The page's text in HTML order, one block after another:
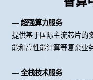
— 超强算力服务
提供基于国际主流芯片
能和高性能计算等复杂业
— 全栈技术服务